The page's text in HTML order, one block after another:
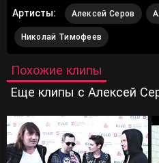
Артисты: Алексей Серов
Николай Тимофеев
Похожие клипы
Еще клипы с Алексей